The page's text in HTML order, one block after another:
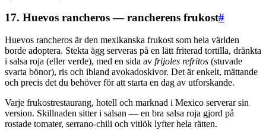
17. Huevos rancheros — rancherens frukost#
Huevos rancheros är den mexikanska frukost som hela världen
borde adoptera. Stekta ägg serveras på en lätt friterad tortilla, dränkta
i salsa roja (eller verde), med en sida av frijoles refritos (stuvade
svarta bönor), ris och ibland avokadoskivor. Det är enkelt, mättande
och precis det du behöver för att starta en dag av utforskande.
Varje frukostrestaurang, hotell och marknad i Mexico serverar sin
version. Skillnaden sitter i salsan — en bra salsa roja gjord på
rostade tomater, serrano-chili och vitlök lyfter hela rätten.